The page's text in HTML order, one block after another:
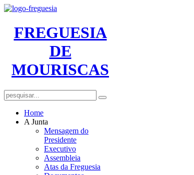
FREGUESIA
DE
MOURISCAS
Home
A Junta
Mensagem do
Presidente
Executivo
Assembleia
Atas da Freguesia